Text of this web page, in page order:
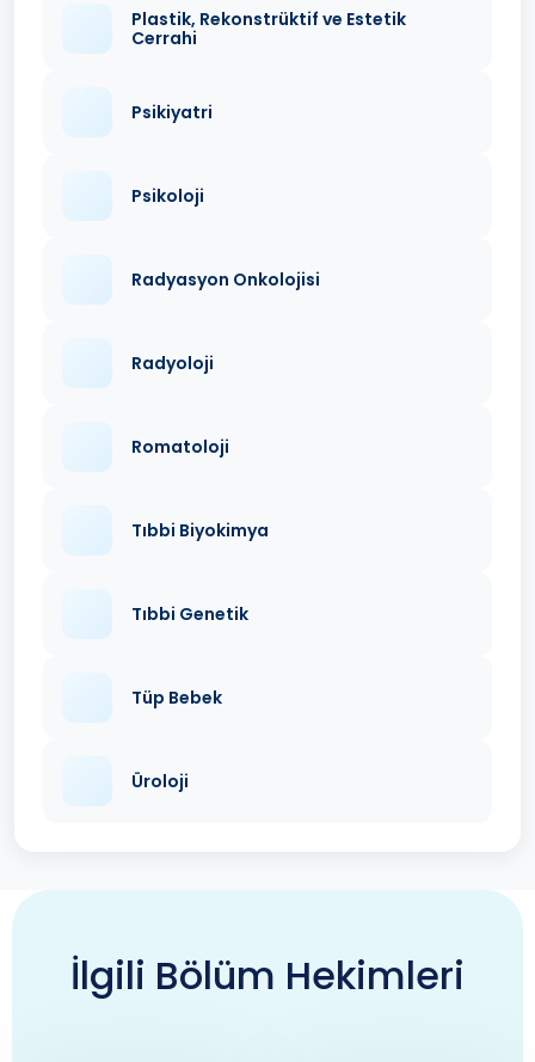
Plastik, Rekonstrüktif ve Estetik
Cerrahi
Psikiyatri
Psikoloji
Radyasyon Onkolojisi
Radyoloji
Romatoloji
Tıbbi Biyokimya
Tıbbi Genetik
Tüp Bebek
Üroloji
İlgili Bölüm Hekimleri